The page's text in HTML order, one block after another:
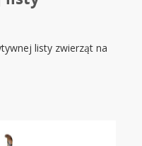
listy zwierząt na